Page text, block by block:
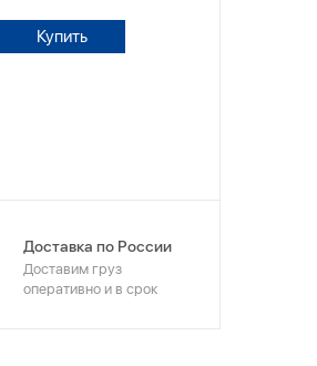
Купить
Доставка по России
Доставим груз
оперативно и в срок